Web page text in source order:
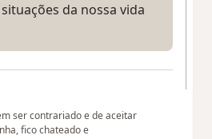
da nossa vida
ser contrariado e de aceitar
fico chateado e